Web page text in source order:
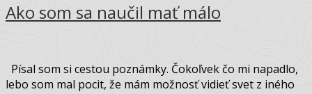
Ako som sa naučil mať málo
Písal som si cestou poznámky. Čokoľvek čo mi napadlo,
lebo som mal pocit, že mám možnosť vidieť svet z iného